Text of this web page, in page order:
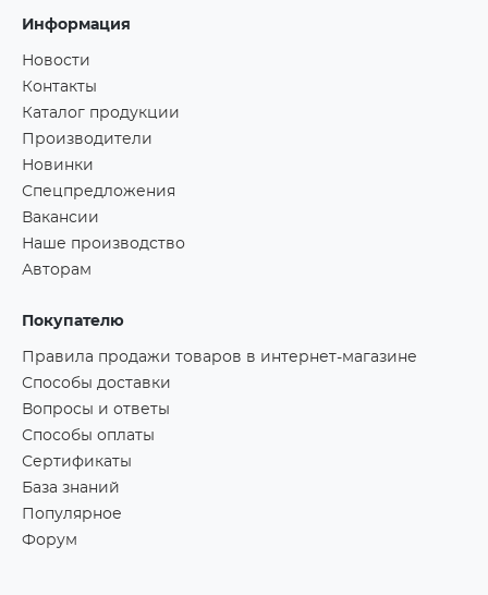
Информация
Новости
Контакты
Каталог продукции
Производители
Новинки
Спецпредложения
Вакансии
Наше производство
Авторам
Покупателю
Правила продажи товаров в интернет-магазине
Способы доставки
Вопросы и ответы
Способы оплаты
Сертификаты
База знаний
Популярное
Форум